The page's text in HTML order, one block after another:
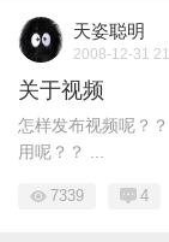
天姿聪明
2008-12-31
关于视频
怎样发布视频呢？
用呢？？ ...
7339 4